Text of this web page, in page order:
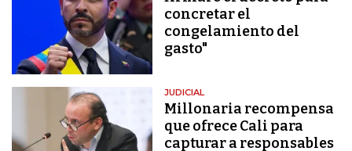
concretar el
congelamiento del
gasto"
JUDICIAL
Millonaria recompensa
que ofrece Cali para
capturar a responsables